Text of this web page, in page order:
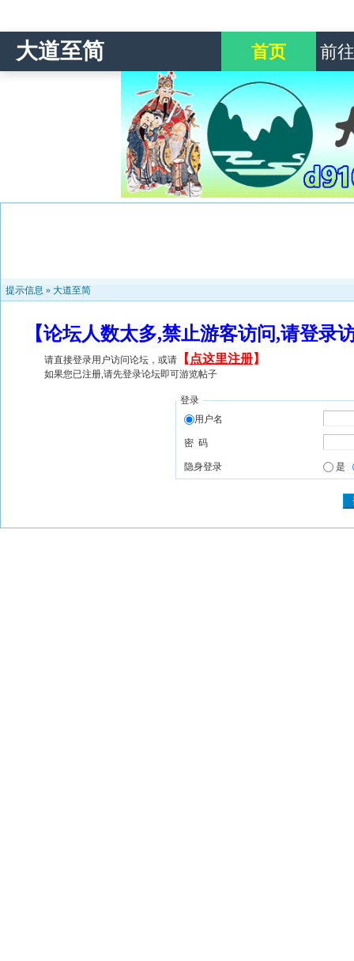
大道至简 首页 前
提示信息 » 大道至简
【论坛人数太多,禁止游客访问,请登
请直接登录用户访问论坛，或请 【 点这里注册】
如果您已注册,请先登录论坛即可游览帖子
登录
用户名
密 码
隐身登录 是